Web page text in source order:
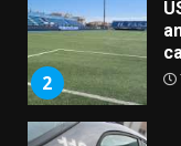
2